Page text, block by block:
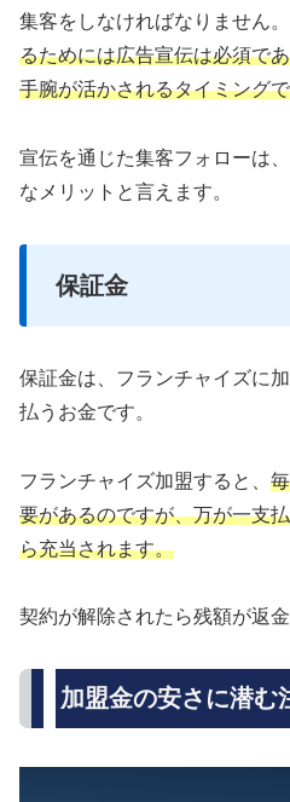
集客をしなければなりません。
るためには広告宣伝は必須で
手腕が活かされるタイミング
宣伝を通じた集客フォローは
なメリットと言えます。
保証金
保証金は、フランチャイズに
払うお金です。
フランチャイズ加盟すると、
要があるのですが、万が一支
ら充当されます。
契約が解除されたら残額が返金
加盟金の安さに潜む